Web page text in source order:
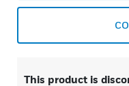
This product is